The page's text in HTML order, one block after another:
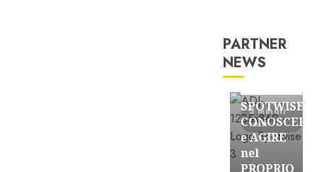
PARTNER
NEWS
3 minuti
letti
FREE
SPOTWISE:
CONOSCERE
e AGIRE
nel
PROPRIO